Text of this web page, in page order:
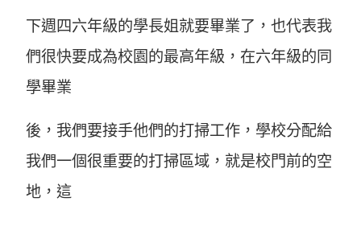
下週四六年級的學長姐就要畢業了，也代表我
們很快要成為校園的最高年級，在六年級的同
學畢業
後，我們要接手他們的打掃工作，學校分配給
我們一個很重要的打掃區域，就是校門前的空
地，這